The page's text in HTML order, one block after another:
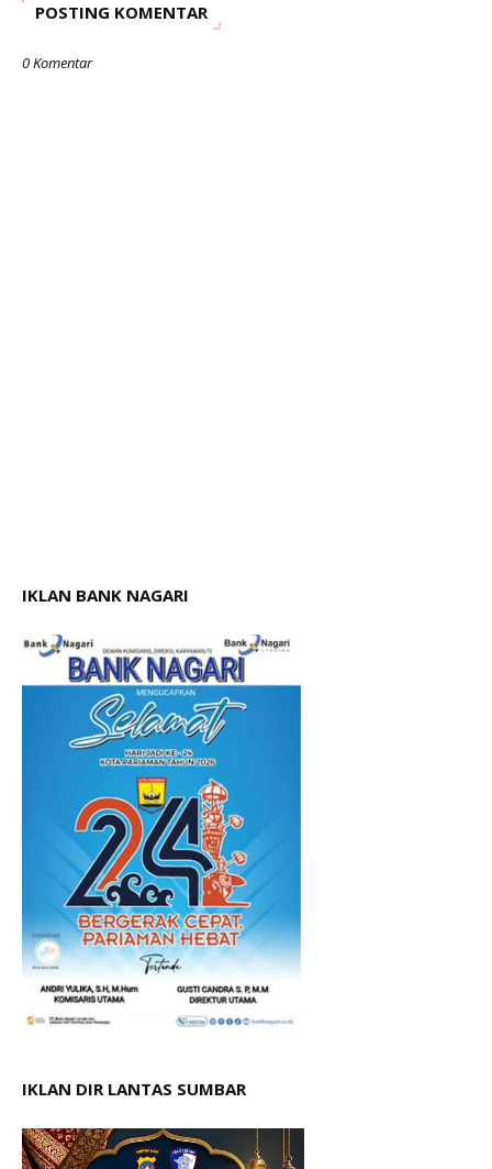
POSTING KOMENTAR
0 Komentar
IKLAN BANK NAGARI
IKLAN DIR LANTAS SUMBAR